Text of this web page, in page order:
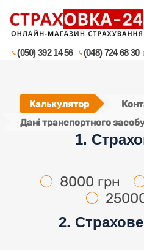
(050) 392 14 56 (048) 724 68 30
Калькулятор
Дані транспортного
1.
8000 грн
2.